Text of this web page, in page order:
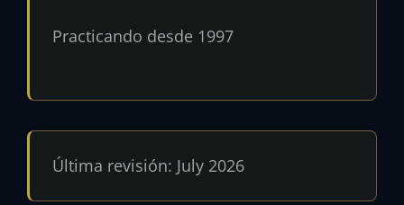
Practicando desde 1997
Última revisión: July 2026